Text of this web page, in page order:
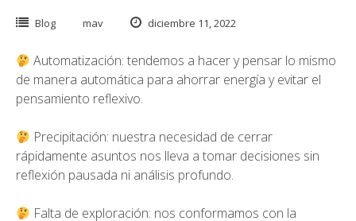
Blog mav diciembre 11, 2022
Automatización: tendemos a hacer y pensar lo mismo
de manera automática para ahorrar energía y evitar el
pensamiento reflexivo.
Precipitación: nuestra necesidad de cerrar
rápidamente asuntos nos lleva a tomar decisiones sin
reflexión pausada ni análisis profundo.
Falta de exploración: nos conformamos con la